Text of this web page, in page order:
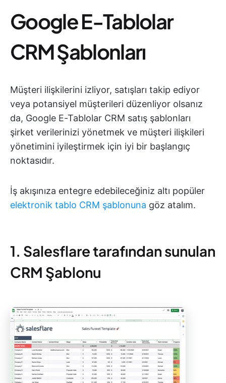
Google E-Tablolar
CRM Şablonları
Müşteri ilişkilerini izliyor, satışları takip ediyor
veya potansiyel müşterileri düzenliyor olsanız
da, Google E-Tablolar CRM satış şablonları
şirket verilerinizi yönetmek ve müşteri ilişkileri
yönetimini iyileştirmek için iyi bir başlangıç
noktasıdır.
İş akışınıza entegre edebileceğiniz altı popüler
elektronik tablo CRM şablonuna göz atalım.
1. Salesflare tarafından sunulan
CRM Şablonu